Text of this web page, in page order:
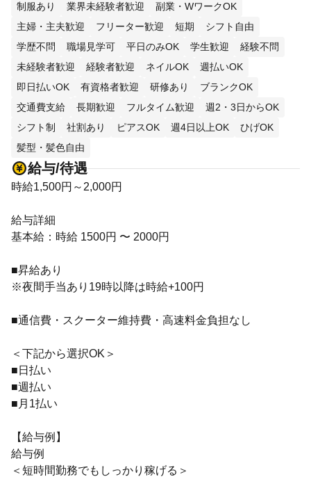
制服あり 業界未経験者歓迎
副業・WワークOK
主婦・主夫歓迎
フリーター歓迎 短期
シフト自由
学歴不問
職場見学可 平日のみOK 学生歓迎
経験不問
未経験者歓迎
経験者歓迎 ネイルOK
週払いOK
即日払いOK
有資格者歓迎 研修あり
ブランクOK
交通費支給
長期歓迎 フルタイム歓迎
週2・3日からOK
シフト制
社割あり ピアスOK 週4日以上OK
ひげOK
髪型・髪色自由
給与/待遇
時給1,500円～2,000円
給与詳細
基本給：時給 1500円 〜 2000円
■昇給あり
※夜間手当あり19時以降は時給+100円
■通信費・スクーター維持費・高速料金負担なし
＜下記から選択OK＞
■日払い
■週払い
■月1払い
【給与例】
給与例
＜短時間勤務でもしっかり稼げる＞